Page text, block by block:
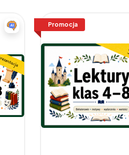
Promocja